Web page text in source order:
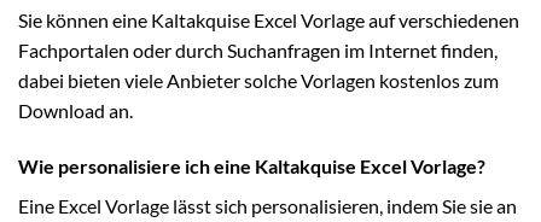
Sie können eine Kaltakquise Excel Vorlage auf verschiedenen
Fachportalen oder durch Suchanfragen im Internet finden,
dabei bieten viele Anbieter solche Vorlagen kostenlos zum
Download an.
Wie personalisiere ich eine Kaltakquise Excel Vorlage?
Eine Excel Vorlage lässt sich personalisieren, indem Sie sie an